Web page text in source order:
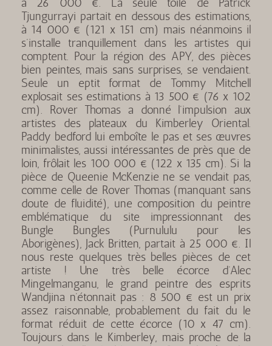
Tjungurrayi partait en dessous des estimations,
à 14 000 € (121 x 151 cm) mais néanmoins il
s’installe tranquillement dans les artistes qui
comptent. Pour la région des APY, des pièces
bien peintes, mais sans surprises, se vendaient.
Seule un eptit format de Tommy Mitchell
explosait ses estimations à 13 500 € (76 x 102
cm). Rover Thomas a donné l’impulsion aux
artistes des plateaux du Kimberley Oriental.
Paddy bedford lui emboîte le pas et ses œuvres
minimalistes, aussi intéressantes de près que de
loin, frôlait les 100 000 € (122 x 135 cm). Si la
pièce de Queenie McKenzie ne se vendait pas,
comme celle de Rover Thomas (manquant sans
doute de fluidité), une composition du peintre
emblématique du site impressionnant des
Bungle Bungles (Purnululu pour les
Aborigènes), Jack Britten, partait à 25 000 €. Il
nous reste quelques très belles pièces de cet
artiste ! Une très belle écorce d’Alec
Mingelmanganu, le grand peintre des esprits
Wandjina n’étonnait pas : 8 500 € est un prix
assez raisonnable, probablement du fait du le
format réduit de cette écorce (10 x 47 cm).
Toujours dans le Kimberley, mais proche de la